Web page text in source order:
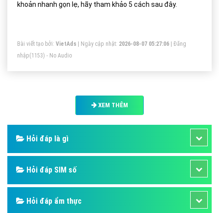
khoản nhanh gọn lẹ, hãy tham khảo 5 cách sau đây.
Bài viết tạo bởi: VietAds | Ngày cập nhật: 2026-08-07 05:27:06
Đăng
nhập(1153) - No Audio
XEM THÊM
Hỏi đáp là gì
Hỏi đáp SIM số
Hỏi đáp ẩm thực